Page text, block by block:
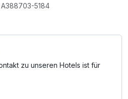
Sie historische Gebäude wie
in perfekter Harmonie
in Koblenz.
A388703-5184
zu unseren Hotels ist für